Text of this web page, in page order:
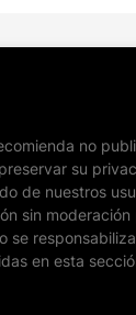
no
su
de nuestros
sin
se
en esta